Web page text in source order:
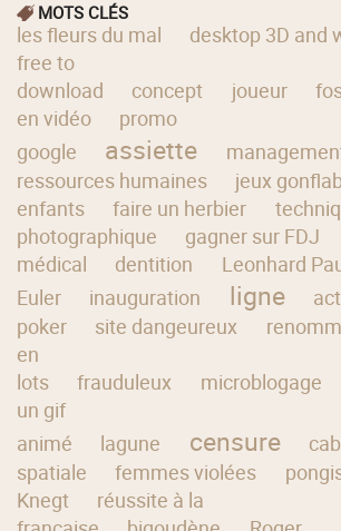
MOTS CLÉS
les fleurs du mal
desktop 3D and
free to
download
concept joueur
en vidéo
promo
google
assiette
ressources humaines
jeux
enfants
faire un herbier
photographique
gagner sur FDJ
médical
dentition
Leonhard
Euler
inauguration ligne
poker
site dangeureux
en
lots
frauduleux microblogage
un gif
animé
lagune censure
spatiale
femmes violées
Knegt
réussite à la